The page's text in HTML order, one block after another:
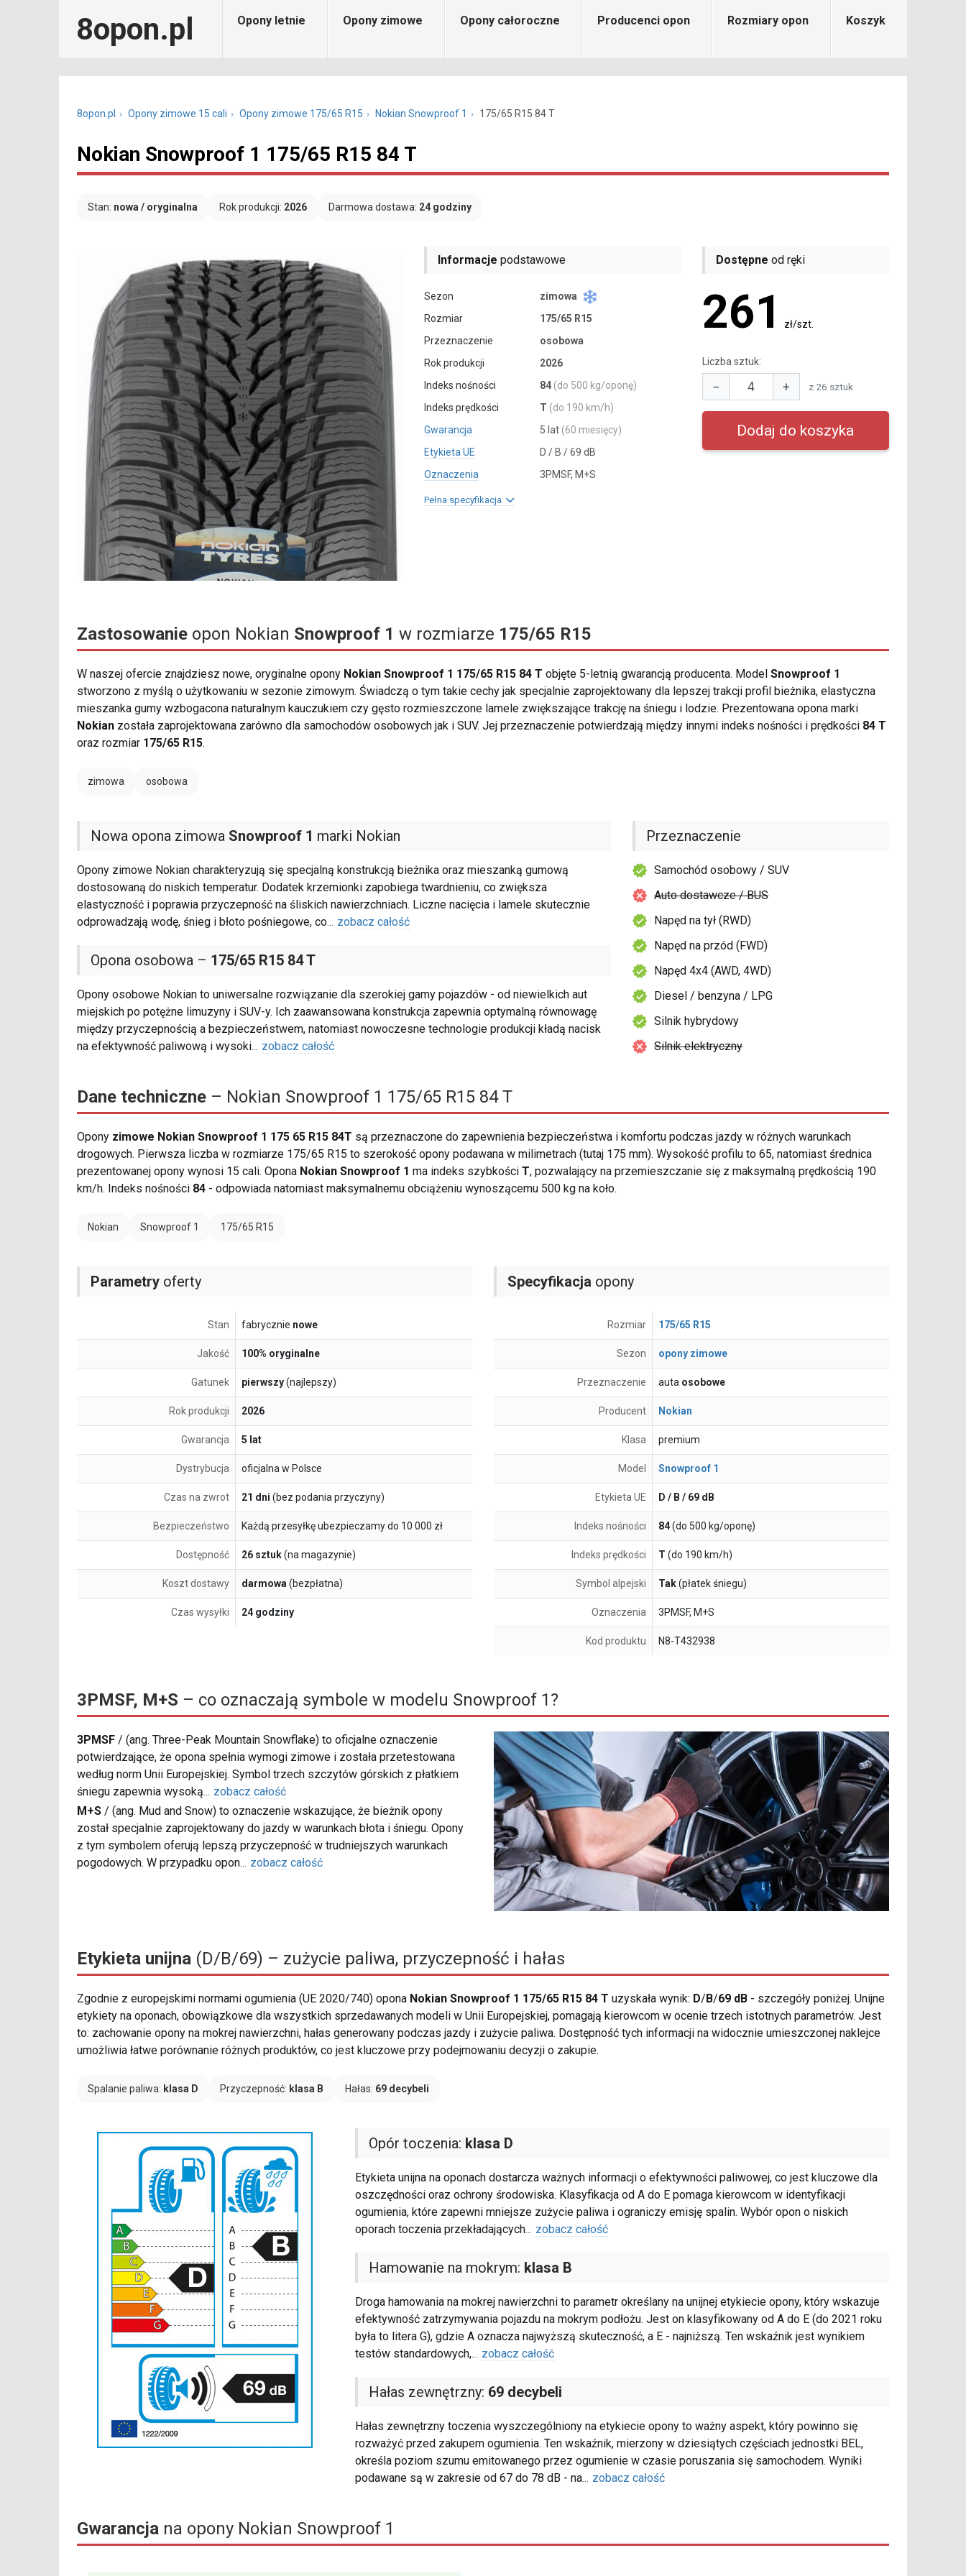
8opon.pl Opony letnie Opony zimowe Opony całoroczne Producenci opon Rozmiary opon Koszyk
8opon.pl Opony zimowe 15 cali Opony zimowe 175/65 R15 Nokian Snowproof 1 175/65 R15 84 T
Nokian Snowproof 1 175/65 R15 84 T
Stan: nowa / oryginalna Rok produkcji: 2026 Darmowa dostawa: 24 godziny
Informacje podstawowe
Sezon
zimowa
Rozmiar
175/65 R15
Przeznaczenie
osobowa
Rok produkcji
2026
Indeks nośności
84 (do 500 kg/oponę)
Indeks prędkości
T (do 190 km/h)
Gwarancja
5 lat (60 miesięcy)
Etykieta UE
D / B / 69 dB
Oznaczenia
3PMSF, M+S
Pełna specyfikacja
Dostępne od ręki
261 zł/szt.
Liczba sztuk:
− + z 26 sztuk
Zastosowanie opon Nokian Snowproof 1 w rozmiarze 175/65 R15
W naszej ofercie znajdziesz nowe, oryginalne opony Nokian Snowproof 1 175/65 R15 84 T objęte 5-letnią gwarancją producenta. Model Snowproof 1
stworzono z myślą o użytkowaniu w sezonie zimowym. Świadczą o tym takie cechy jak specjalnie zaprojektowany dla lepszej trakcji profil bieżnika, elastyczna
mieszanka gumy wzbogacona naturalnym kauczukiem czy gęsto rozmieszczone lamele zwiększające trakcję na śniegu i lodzie. Prezentowana opona marki
Nokian została zaprojektowana zarówno dla samochodów osobowych jak i SUV. Jej przeznaczenie potwierdzają między innymi indeks nośności i prędkości 84 T
oraz rozmiar 175/65 R15.
zimowa osobowa
Nowa opona zimowa Snowproof 1 marki Nokian
Opony zimowe Nokian charakteryzują się specjalną konstrukcją bieżnika oraz mieszanką gumową
dostosowaną do niskich temperatur. Dodatek krzemionki zapobiega twardnieniu, co zwiększa
elastyczność i poprawia przyczepność na śliskich nawierzchniach. Liczne nacięcia i lamele skutecznie
odprowadzają wodę, śnieg i błoto pośniegowe, co... zobacz całość
Opona osobowa – 175/65 R15 84 T
Opony osobowe Nokian to uniwersalne rozwiązanie dla szerokiej gamy pojazdów - od niewielkich aut
miejskich po potężne limuzyny i SUV-y. Ich zaawansowana konstrukcja zapewnia optymalną równowagę
między przyczepnością a bezpieczeństwem, natomiast nowoczesne technologie produkcji kładą nacisk
na efektywność paliwową i wysoki... zobacz całość
Przeznaczenie
Samochód osobowy / SUV
Auto dostawcze / BUS
Napęd na tył (RWD)
Napęd na przód (FWD)
Napęd 4x4 (AWD, 4WD)
Diesel / benzyna / LPG
Silnik hybrydowy
Silnik elektryczny
Dane techniczne – Nokian Snowproof 1 175/65 R15 84 T
Opony zimowe Nokian Snowproof 1 175 65 R15 84T są przeznaczone do zapewnienia bezpieczeństwa i komfortu podczas jazdy w różnych warunkach
drogowych. Pierwsza liczba w rozmiarze 175/65 R15 to szerokość opony podawana w milimetrach (tutaj 175 mm). Wysokość profilu to 65, natomiast średnica
prezentowanej opony wynosi 15 cali. Opona Nokian Snowproof 1 ma indeks szybkości T, pozwalający na przemieszczanie się z maksymalną prędkością 190
km/h. Indeks nośności 84 - odpowiada natomiast maksymalnemu obciążeniu wynoszącemu 500 kg na koło.
Nokian Snowproof 1 175/65 R15
Parametry oferty
Stan fabrycznie nowe
Jakość 100% oryginalne
Gatunek pierwszy(najlepszy)
Rok produkcji 2026
Gwarancja 5 lat
Dystrybucja oficjalna w Polsce
Czas na zwrot 21 dni (bez podania przyczyny)
Bezpieczeństwo Każdą przesyłkę ubezpieczamy do 10 000 zł
Dostępność 26 sztuk(na magazynie)
Koszt dostawy darmowa(bezpłatna)
Czas wysyłki 24 godziny
Specyfikacja opony
Rozmiar 175/65 R15
Sezon opony zimowe
Przeznaczenie auta osobowe
Producent Nokian
Klasa premium
Model Snowproof 1
Etykieta UE D / B / 69 dB
Indeks nośności 84(do 500 kg/oponę)
Indeks prędkości T (do 190 km/h)
Symbol alpejski Tak(płatek śniegu)
Oznaczenia 3PMSF, M+S
Kod produktu N8-T432938
3PMSF, M+S – co oznaczają symbole w modelu Snowproof 1?
3PMSF / (ang. Three-Peak Mountain Snowflake) to oficjalne oznaczenie
potwierdzające, że opona spełnia wymogi zimowe i została przetestowana
według norm Unii Europejskiej. Symbol trzech szczytów górskich z płatkiem
śniegu zapewnia wysoką... zobacz całość
M+S / (ang. Mud and Snow) to oznaczenie wskazujące, że bieżnik opony
został specjalnie zaprojektowany do jazdy w warunkach błota i śniegu. Opony
z tym symbolem oferują lepszą przyczepność w trudniejszych warunkach
pogodowych. W przypadku opon... zobacz całość
Etykieta unijna (D/B/69) – zużycie paliwa, przyczepność i hałas
Zgodnie z europejskimi normami ogumienia (UE 2020/740) opona Nokian Snowproof 1 175/65 R15 84 T uzyskała wynik: D/ B/69 dB - szczegóły poniżej. Unijne
etykiety na oponach, obowiązkowe dla wszystkich sprzedawanych modeli w Unii Europejskiej, pomagają kierowcom w ocenie trzech istotnych parametrów. Jest
to: zachowanie opony na mokrej nawierzchni, hałas generowany podczas jazdy i zużycie paliwa. Dostępność tych informacji na widocznie umieszczonej naklejce
umożliwia łatwe porównanie różnych produktów, co jest kluczowe przy podejmowaniu decyzji o zakupie.
Spalanie paliwa: klasa D Przyczepność: klasa B Hałas: 69 decybeli
Opór toczenia: klasa D
Etykieta unijna na oponach dostarcza ważnych informacji o efektywności paliwowej, co jest kluczowe dla
oszczędności oraz ochrony środowiska. Klasyfikacja od A do E pomaga kierowcom w identyfikacji
ogumienia, które zapewni mniejsze zużycie paliwa i ograniczy emisję spalin. Wybór opon o niskich
oporach toczenia przekładających... zobacz całość
Hamowanie na mokrym: klasa B
Droga hamowania na mokrej nawierzchni to parametr określany na unijnej etykiecie opony, który wskazuje
efektywność zatrzymywania pojazdu na mokrym podłożu. Jest on klasyfikowany od A do E (do 2021 roku
była to litera G), gdzie A oznacza najwyższą skuteczność, a E - najniższą. Ten wskaźnik jest wynikiem
testów standardowych,... zobacz całość
Hałas zewnętrzny: 69 decybeli
Hałas zewnętrzny toczenia wyszczególniony na etykiecie opony to ważny aspekt, który powinno się
rozważyć przed zakupem ogumienia. Ten wskaźnik, mierzony w dziesiątych częściach jednostki BEL,
określa poziom szumu emitowanego przez ogumienie w czasie poruszania się samochodem. Wyniki
podawane są w zakresie od 67 do 78 dB - na... zobacz całość
Gwarancja na opony Nokian Snowproof 1